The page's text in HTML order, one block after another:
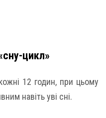
цикл»
12 годин, при цьому
навіть уві сні.